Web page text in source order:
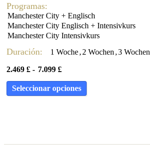
Programas:
Manchester City + Englisch
Manchester City Englisch + Intensivkurs
Manchester City Intensivkurs
Duración: 1 Woche , 2 Wochen ,3 Wochen
2.469 £ - 7.099 £
Seleccionar opciones